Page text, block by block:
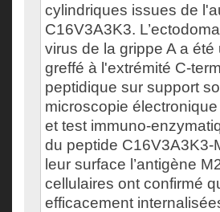
cylindriques issues de
C16V3A3K3.
virus de la grippe A a
greffé à l'extrémité C-
peptidique sur support
microscopie
et test immuno-
du peptide
leur surface l’antigène
cellulaires ont confirmé
efficacement